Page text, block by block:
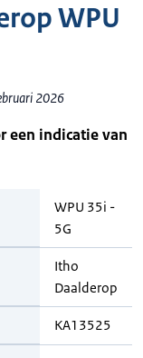
WPU
2026
een indicatie van
WPU 35i -
5G
Itho
Daalderop
KA13525